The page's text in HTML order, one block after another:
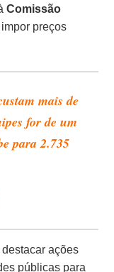
Comissão
preços
mais de
for de um
para 2.735
ações
públicas para